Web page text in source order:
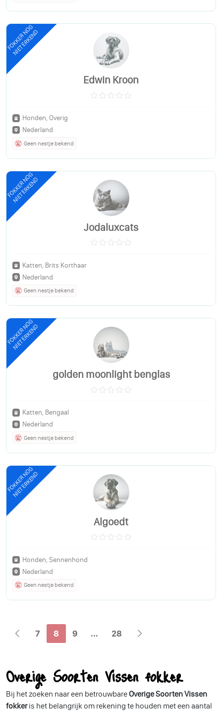
FOKKER NOG
NIET ERKEND
Edwin Kroon
Honden, Overig
Nederland
Geen nestje bekend
FOKKER NOG
NIET ERKEND
Jodaluxcats
Katten, Brits Korthaar
Nederland
Geen nestje bekend
FOKKER NOG
NIET ERKEND
golden moonlight benglas
Katten, Bengaal
Nederland
Geen nestje bekend
FOKKER NOG
NIET ERKEND
Algoedt
Honden, Sennenhond
Nederland
Geen nestje bekend
7 8 9 ... 28
Overige Soorten Vissen fokker
Bij het zoeken naar een betrouwbare Overige Soorten Vissen
fokkeris het belangrijk om rekening te houden met een aantal